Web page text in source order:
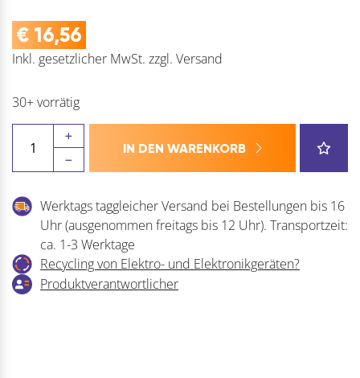
€ 16,56
Inkl. gesetzlicher MwSt. zzgl. Versand
30+ vorrätig
Wandbefestigungsmuffe
Menge
IN DEN WARENKORB
Werktags taggleicher Versand bei Bestellungen bis 16
Uhr (ausgenommen freitags bis 12 Uhr). Transportzeit:
ca. 1-3 Werktage
Recycling von Elektro- und Elektronikgeräten?
Produktverantwortlicher